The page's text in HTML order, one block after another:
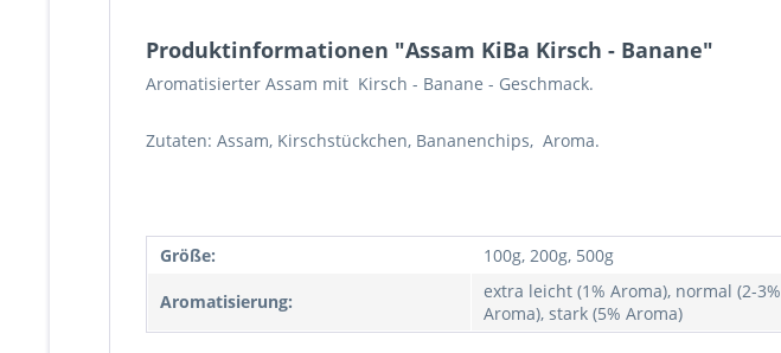
Produktinformationen "Assam KiBa Kirsch - Banane"
Aromatisierter Assam mit Kirsch - Banane - Geschmack.
Zutaten: Assam, Kirschstückchen, Bananenchips, Aroma.
Größe: 100g, 200g, 500g
Aromatisierung:
extra leicht (1% Aroma), normal (2-3%
Aroma), stark (5% Aroma)